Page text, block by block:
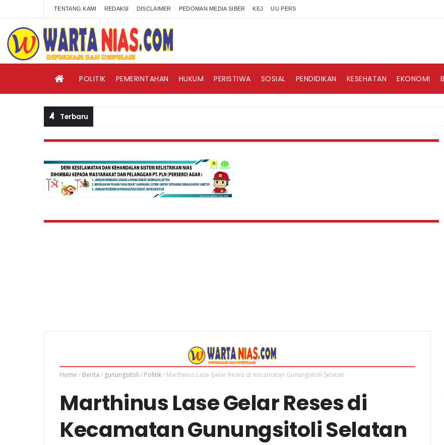
TENTANG KAMI REDAKSI DISCLAIMER PEDOMAN MEDIA SIBER KEJ UU PERS
POLITIK PEMERINTAHAN HUKUM PERISTIWA SOSIAL PENDIDIKAN KESEHATAN EKONOMI
Terbaru
Home / Berita / gunungsitoli / Politik/ Marthinus Lase Gelar Reses di Kecamatan Gunungsitoli Selatan
Marthinus Lase Gelar Reses di
Kecamatan Gunungsitoli Selatan